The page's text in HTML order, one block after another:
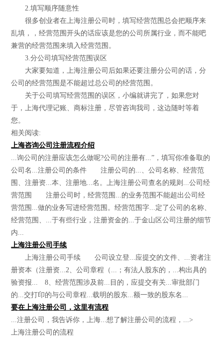
2.填写顺序随意性
很多创业者在上海注册公司时，填写经营范围总会把顺序来
乱填，，经营范围开头的话应该是您的公司所属行业，而不能吧
兼营的经营范围来填入经营范围。
3.分公司填写经营范围误区
大家要知道，上海注册公司后如果还要注册分公司的话，分
公司的经营范围是不能超过总公司的经营范围。
关于公司填写经营范围的误区，小编就讲完了，如果您对
于，上海代理记账、商标注册，尽管咨询我司，这边随时等着
您。
相关阅读:
上海咨询公司注册流程介绍
...询公司的注册应该怎么做呢?公司的注册有...”，填写你准备取的
公司名...注册公司的条件 注册公司的...、公司名称、经营范
围、注册资...本、注册地...名。上海注册公司查名的规则...公司经
营范围 注册公司时，经营范围...的业务范围不能超出公司经
营范围...做的业务写进经营范围。经营范围字...定了公司的名称、
经营范围、...于有些行业，注册资金的...于金山区公司注册的细节
内...
上海注册公司手续
上海注册公司手续 公司设立登...应提交的文件、...资者注
册资本（注册资...2、公司章程（...；有法人股东的，...构出具的
验资报... 8、经营范围涉及前...目的，应提交有关...审批部门
的...交打印的与公司章程...载明的股东...额一致的股东名...
要在上海注册公司，这里有流程
...注册公司，我告诉你，上海...想了解注册公司的流程，...>
上海注册公司的流程